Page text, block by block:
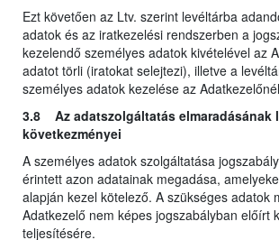
Ezt követően az Ltv. szerint levéltárba
adatok és az iratkezelési rendszerben a
kezelendő személyes adatok kivételével az
adatot törli (iratokat selejtezi), illetve a
személyes adatok kezelése az
3.8 Az adatszolgáltatás elmaradásának
következményei
A személyes adatok szolgáltatása
érintett azon adatainak megadása,
alapján kezel kötelező. A szükséges adatok
Adatkezelő nem képes jogszabályban előírt
teljesítésére.